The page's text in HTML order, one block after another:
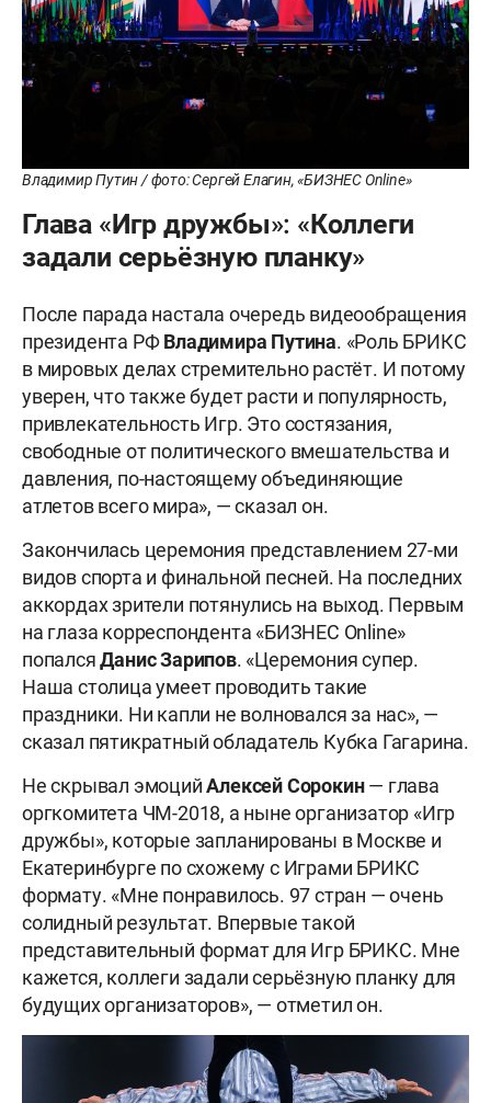
Владимир Путин / фото: Сергей Елагин, «БИЗНЕС Online»
Глава «Игр дружбы»: «Коллеги
задали серьёзную планку»
После парада настала очередь видеообращения
президента РФВладимира Путина. «Роль БРИКС
в мировых делах стремительно растёт. И потому
уверен, что также будет расти и популярность,
привлекательность Игр. Это состязания,
свободные от политического вмешательства и
давления, по-настоящему объединяющие
атлетов всего мира», — сказал он.
Закончилась церемония представлением 27-ми
видов спорта и финальной песней. На последних
аккордах зрители потянулись на выход. Первым
на глаза корреспондента «БИЗНЕС Online»
попалсяДанис Зарипов. «Церемония супер.
Наша столица умеет проводить такие
праздники. Ни капли не волновался за нас», —
сказал пятикратный обладатель Кубка Гагарина.
Не скрывал эмоцийАлексей Сорокин— глава
оргкомитета ЧМ-2018, а ныне организатор «Игр
дружбы», которые запланированы в Москве и
Екатеринбурге по схожему с Играми БРИКС
формату. «Мне понравилось. 97 стран — очень
солидный результат. Впервые такой
представительный формат для Игр БРИКС. Мне
кажется, коллеги задали серьëзную планку для
будущих организаторов», — отметил он.